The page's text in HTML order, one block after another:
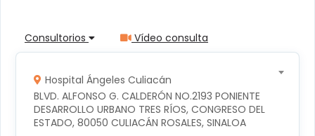
Consultorios Vídeo consulta
Hospital Ángeles Culiacán
BLVD. ALFONSO G. CALDERÓN NO.2193 PONIENTE
DESARROLLO URBANO TRES RÍOS, CONGRESO DEL
ESTADO, 80050 CULIACÁN ROSALES, SINALOA